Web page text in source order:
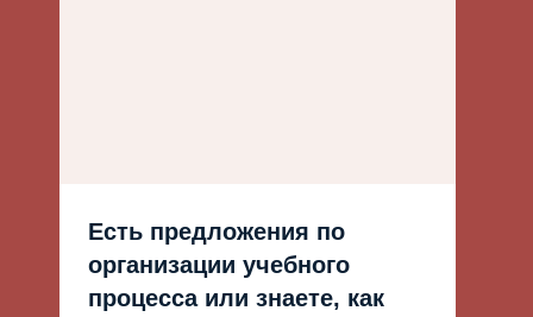
Есть предложения по
организации учебного
процесса или знаете, как